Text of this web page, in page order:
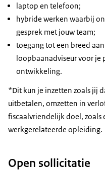
laptop en telefoon;
hybride werken waarbij
gesprek met jouw team;
toegang tot een breed
loopbaanadviseur voor
ontwikkeling.
*Dit kun je inzetten zoals jij
uitbetalen, omzetten in
fiscaalvriendelijk doel, zoals
werkgerelateerde opleiding.
Open sollicitatie